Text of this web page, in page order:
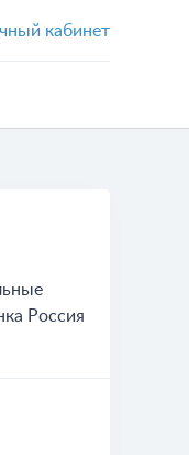
кабинет
Россия